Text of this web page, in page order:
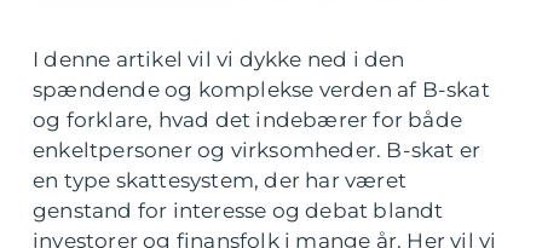
I denne artikel vil vi dykke ned i den
spændende og komplekse verden af B-skat
og forklare, hvad det indebærer for både
enkeltpersoner og virksomheder. B-skat er
en type skattesystem, der har været
genstand for interesse og debat blandt
investorer og finansfolk i mange år. Her vil vi